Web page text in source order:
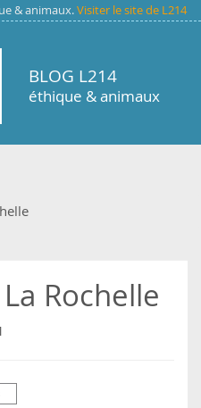
& animaux.Visiter le site de L214
BLOG L214
éthique & animaux
Rochelle